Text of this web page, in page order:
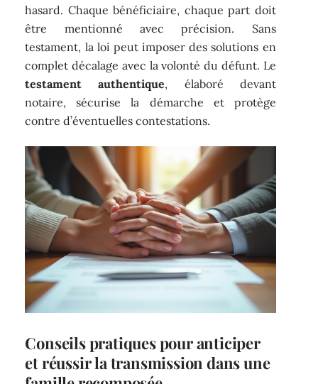
hasard. Chaque bénéficiaire, chaque part doit
être mentionné avec précision. Sans
testament, la loi peut imposer des solutions en
complet décalage avec la volonté du défunt. Le
testament authentique, élaboré devant
notaire, sécurise la démarche et protège
contre d’éventuelles contestations.
Conseils pratiques pour anticiper
et réussir la transmission dans une